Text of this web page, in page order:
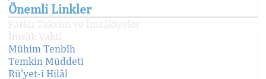
Önemli Linkler
Farklı Takvim ve İmsâkiyeler
İmsâk Vakti
Mühim Tenbîh
Temkin Müddeti
Rü'yet-i Hilâl